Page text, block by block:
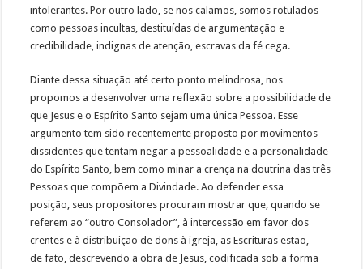
intolerantes. Por outro lado, se nos calamos, somos rotulados
como pessoas incultas, destituídas de argumentação e
credibilidade, indignas de atenção, escravas da fé cega.
Diante dessa situação até certo ponto melindrosa, nos
propomos a desenvolver uma reflexão sobre a possibilidade de
que Jesus e o Espírito Santo sejam uma única Pessoa. Esse
argumento tem sido recentemente proposto por movimentos
dissidentes que tentam negar a pessoalidade e a personalidade
do Espírito Santo, bem como minar a crença na doutrina das três
Pessoas que compõem a Divindade. Ao defender essa
posição, seus propositores procuram mostrar que, quando se
referem ao “outro Consolador”, à intercessão em favor dos
crentes e à distribuição de dons à igreja, as Escrituras estão,
de fato, descrevendo a obra de Jesus, codificada sob a forma